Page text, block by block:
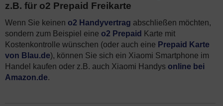
z.B. für o2 Prepaid Freikarte
Wenn Sie keinen o2 Handyvertrag abschließen möchten,
sondern zum Beispiel eine o2 Prepaid Karte mit
Kostenkontrolle wünschen (oder auch eine Prepaid Karte
von Blau.de), können Sie sich ein Xiaomi Smartphone im
Handel kaufen oder z.B. auch Xiaomi Handys online bei
Amazon.de.